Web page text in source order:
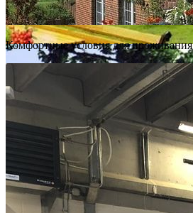
Комфортные условия для проживания